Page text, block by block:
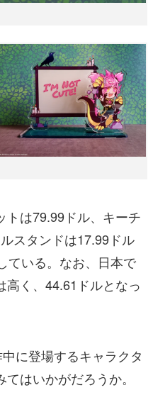
トは79.99ドル、キーチ
スタンドは17.99ドル
ている。なお、日本で
高く、44.61ドルとなっ
に登場するキャラクタ
はいかがだろうか。